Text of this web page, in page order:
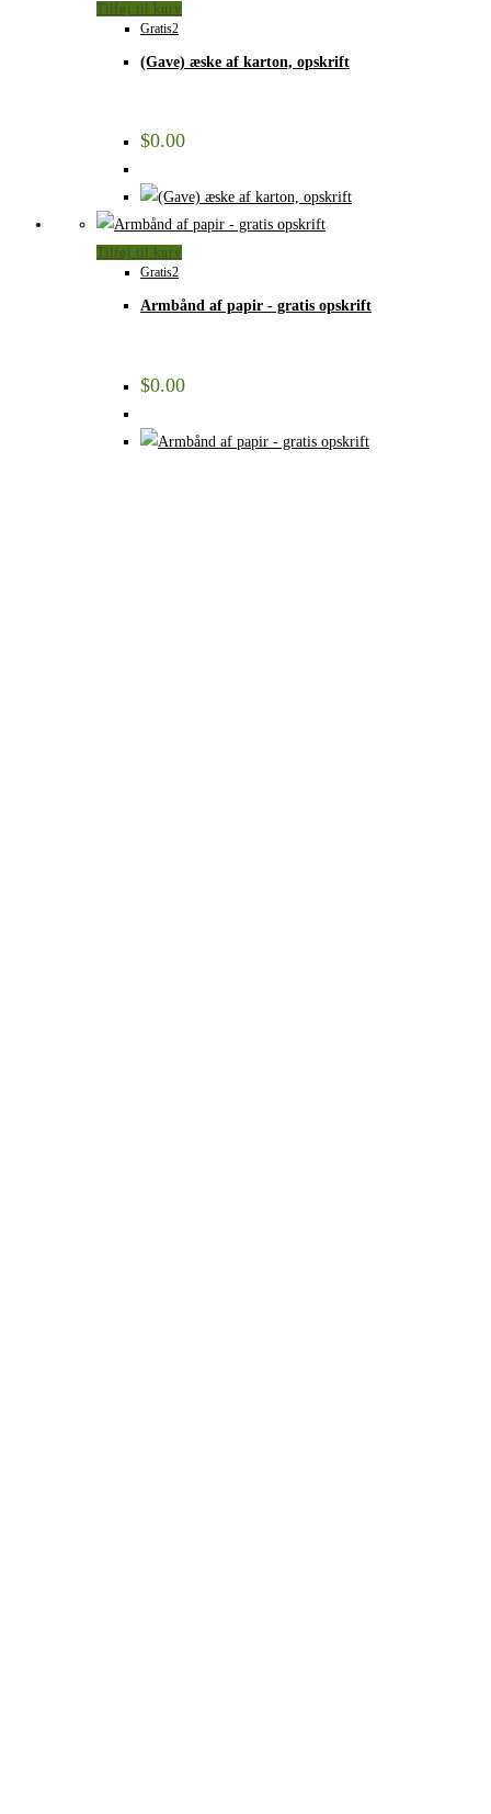
Tilføj til kurv
Gratis2
(Gave) æske af karton, opskrift
$0.00
Tilføj til kurv
Gratis2
Armbånd af papir - gratis opskrift
$0.00